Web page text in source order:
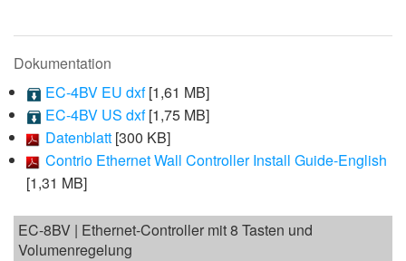
Dokumentation
EC-4BV EU dxf[1,61 MB]
EC-4BV US dxf[1,75 MB]
Datenblatt [300 KB]
Contrio Ethernet Wall Controller Install Guide-English
[1,31 MB]
EC-8BV | Ethernet-Controller mit 8 Tasten und
Volumenregelung